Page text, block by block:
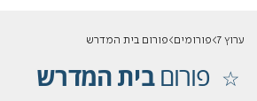
ערוץ 7 פורומים פורום בית המדרש
פורוםבית המדרש